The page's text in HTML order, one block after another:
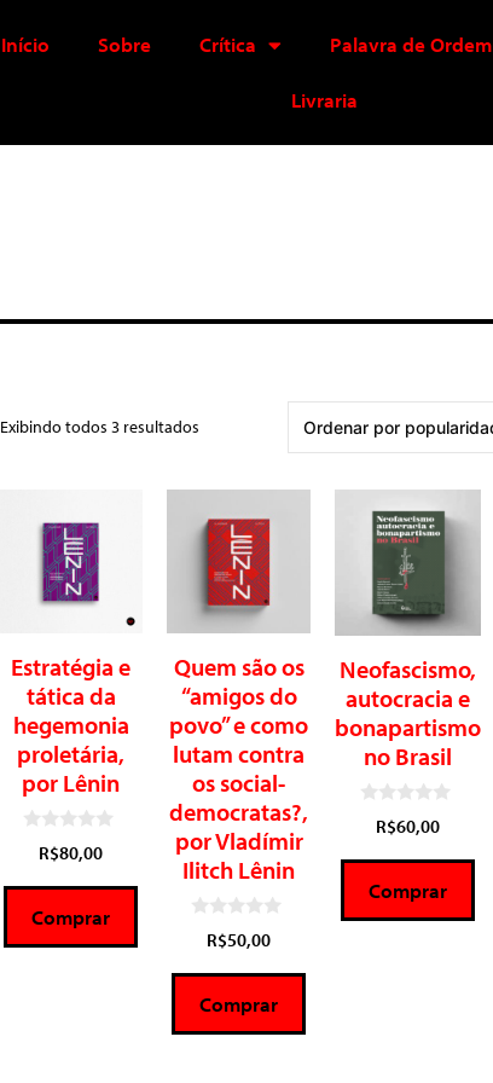
Início Sobre Crítica Palavra de Ordem
Livraria
Exibindo todos 3 resultados
Estratégia e
tática da
hegemonia
proletária,
por Lênin
5
R$80,00
Comprar
Quem são os
“amigos do
povo” e como
lutam contra
os social-
democratas?,
por Vladímir
Ilitch Lênin
5
R$50,00
Comprar
Neofascismo,
autocracia e
bonapartismo
no Brasil
5
R$60,00
Comprar